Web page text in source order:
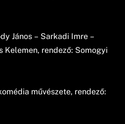
János – Sarkadi Imre –
Kelemen, rendező: Somogyi
művészete, rendező: